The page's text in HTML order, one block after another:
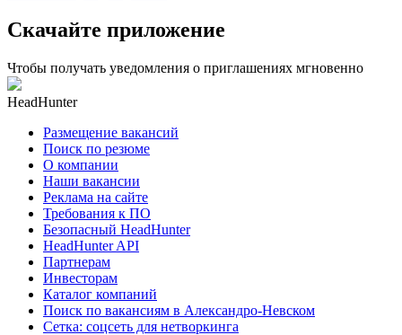
Скачайте приложение
Чтобы получать уведомления о приглашениях мгновенно
HeadHunter
Размещение вакансий
Поиск по резюме
О компании
Наши вакансии
Реклама на сайте
Требования к ПО
Безопасный HeadHunter
HeadHunter API
Партнерам
Инвесторам
Каталог компаний
Поиск по вакансиям в Александро-Невском
Сетка: соцсеть для нетворкинга